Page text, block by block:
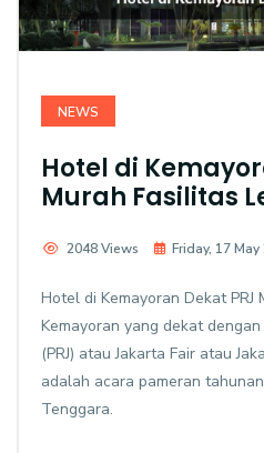
NEWS
Hotel di
Murah Fasilitas
2048 Views Friday, 17 May
Hotel di Kemayoran Dekat
Kemayoran yang dekat dengan
(PRJ) atau Jakarta Fair atau
adalah acara pameran
Tenggara.